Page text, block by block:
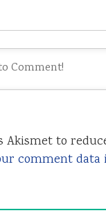
Akismet to
comment data